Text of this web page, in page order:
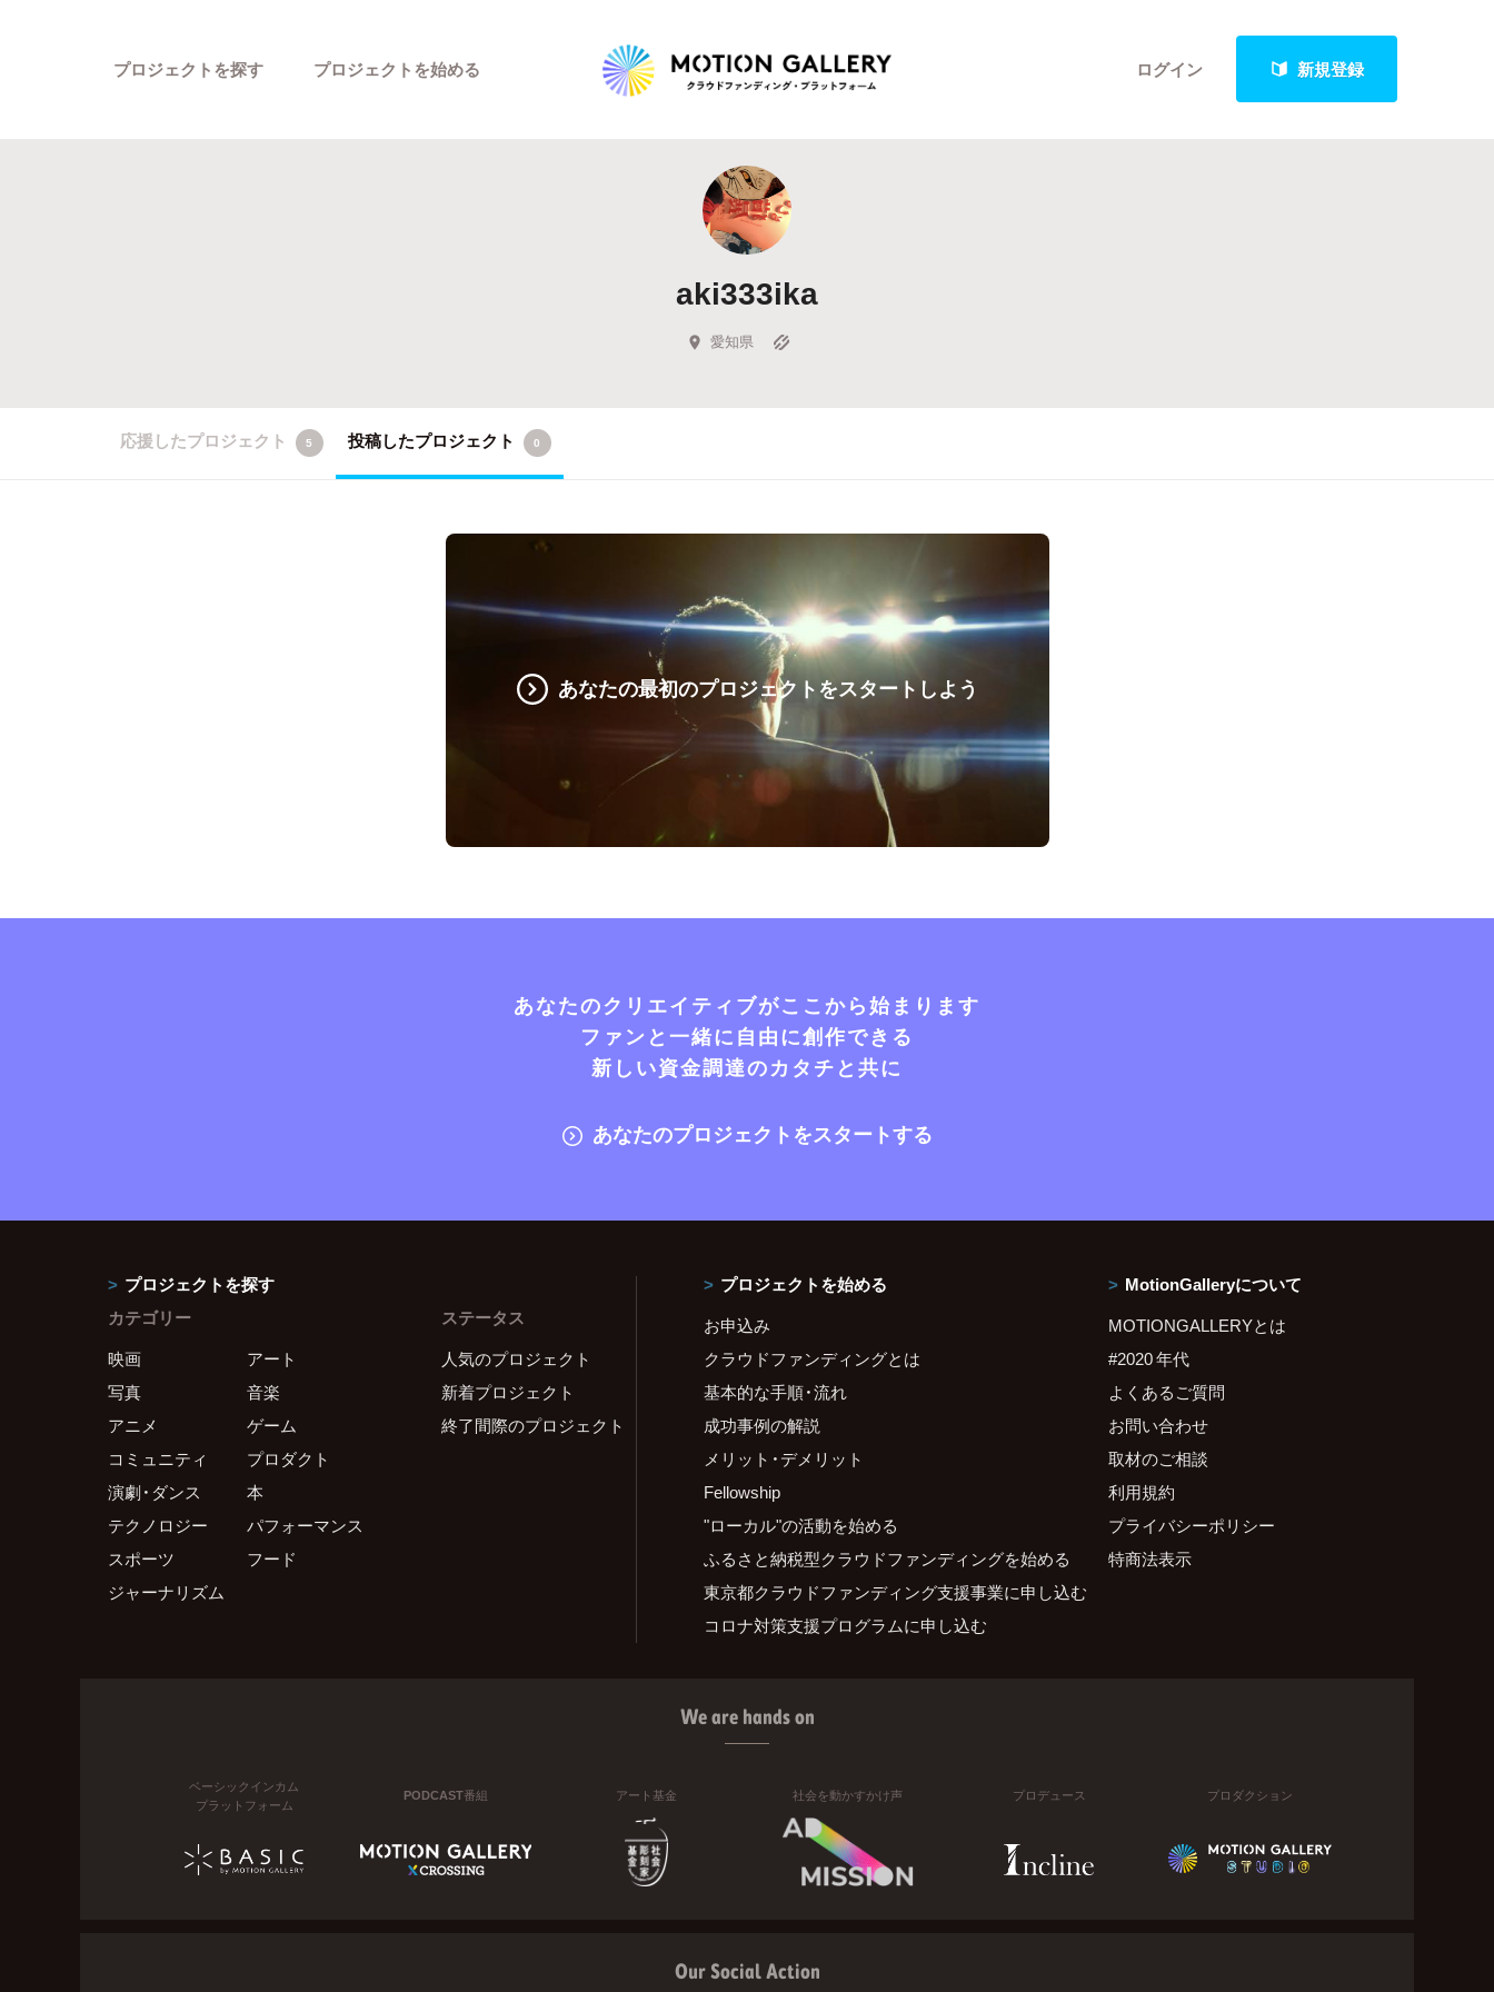
ログイン 新規登録
プロジェクトを探す
Highlight
新着プロジェクト
Feature
キュレーターから探す
プロジェクトを始める
aki333ika
愛知県
応援したプロジェクト 5 投稿したプロジェクト 0
あなたの最初のプロジェクトをスタートしよう
あなたのクリエイティブがここから始まります
ファンと一緒に自由に創作できる
新しい資金調達のカタチと共に
あなたのプロジェクトをスタートする
プロジェクトを探す
カテゴリー
映画
アート
写真
音楽
アニメ
ゲーム
コミュニティ
プロダクト
演劇・ダンス
本
テクノロジー
パフォーマンス
スポーツ
フード
ジャーナリズム
ステータス
人気のプロジェクト
新着プロジェクト
終了間際のプロジェクト
プロジェクトを始める
お申込み
クラウドファンディングとは
基本的な手順・流れ
成功事例の解説
メリット・デメリット
Fellowship
"ローカル"の活動を始める
ふるさと納税型クラウドファンディングを始める
東京都クラウドファンディング支援事業に申し込む
コロナ対策支援プログラムに申し込む
MotionGalleryについて
MOTIONGALLERYとは
#2020 年代
よくあるご質問
お問い合わせ
取材のご相談
利用規約
プライバシーポリシー
特商法表示
We are hands on
ベーシックインカム
プラットフォーム
PODCAST番組 アート基金 社会を動かすかけ声 プロデュース プロダクション
Our Social Action